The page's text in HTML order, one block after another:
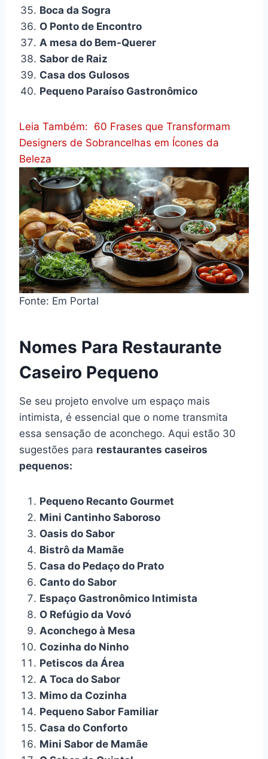
Boca da Sogra
O Ponto de Encontro
A mesa do Bem-Querer
Sabor de Raiz
Casa dos Gulosos
Pequeno Paraíso Gastronômico
Leia Também: 60 Frases que Transformam
Designers de Sobrancelhas em Ícones da
Beleza
Fonte: Em Portal
Nomes Para Restaurante
Caseiro Pequeno
Se seu projeto envolve um espaço mais
intimista, é essencial que o nome transmita
essa sensação de aconchego. Aqui estão 30
sugestões para restaurantes caseiros
pequenos:
Pequeno Recanto Gourmet
Mini Cantinho Saboroso
Oasis do Sabor
Bistrô da Mamãe
Casa do Pedaço do Prato
Canto do Sabor
Espaço Gastronômico Intimista
O Refúgio da Vovó
Aconchego à Mesa
Cozinha do Ninho
Petiscos da Área
A Toca do Sabor
Mimo da Cozinha
Pequeno Sabor Familiar
Casa do Conforto
Mini Sabor de Mamãe